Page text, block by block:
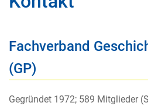
Fachverband
(GP)
Gegründet 1972; 589 Mitglieder